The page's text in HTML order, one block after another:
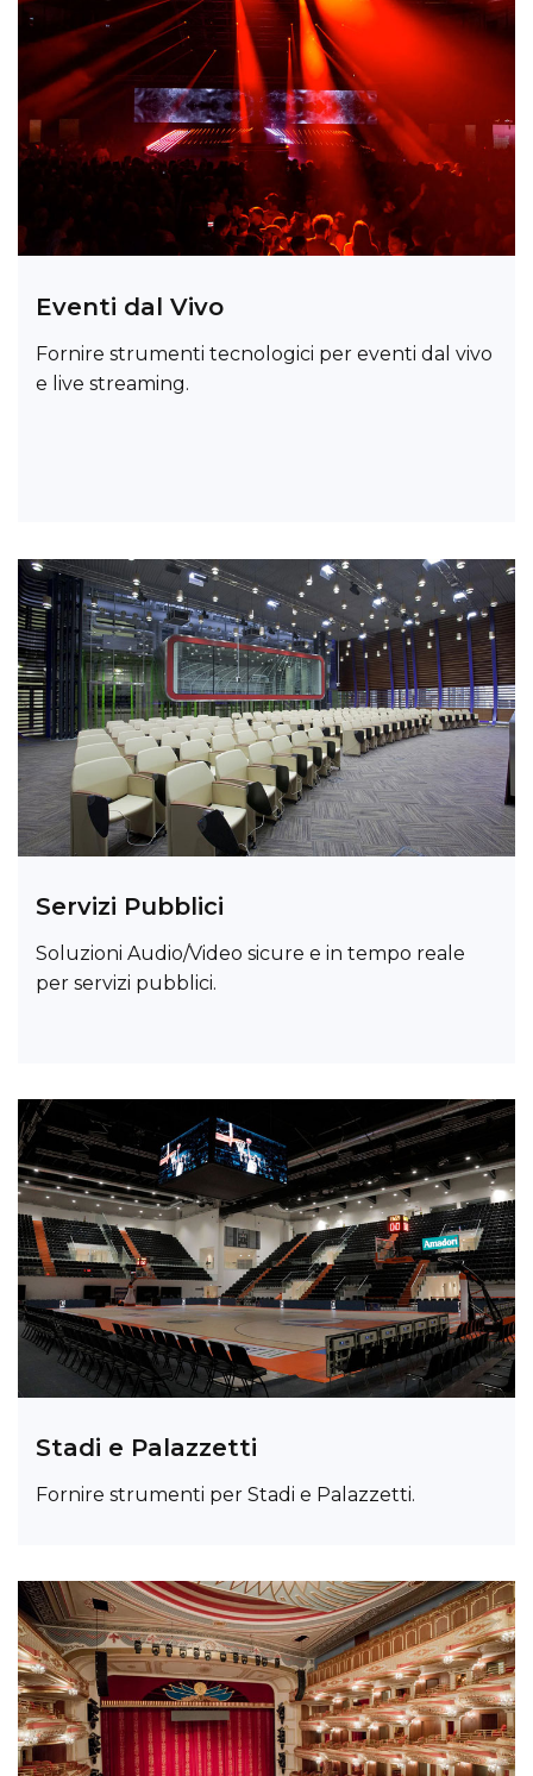
Eventi dal Vivo
Fornire strumenti tecnologici per eventi dal vivo
e live streaming.
Servizi Pubblici
Soluzioni Audio/Video sicure e in tempo reale
per servizi pubblici.
Stadi e Palazzetti
Fornire strumenti per Stadi e Palazzetti.